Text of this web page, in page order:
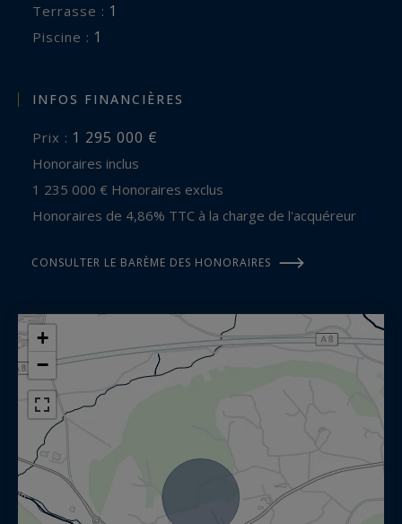
terrasse : 1
piscine : 1
INFOS FINANCIÈRES
Prix : 1 295 000 €
Honoraires inclus
1 235 000 € Honoraires exclus
Honoraires de 4,86% TTC à la charge de l'acquéreur
CONSULTER LE BARÈME DES HONORAIRES
+
−